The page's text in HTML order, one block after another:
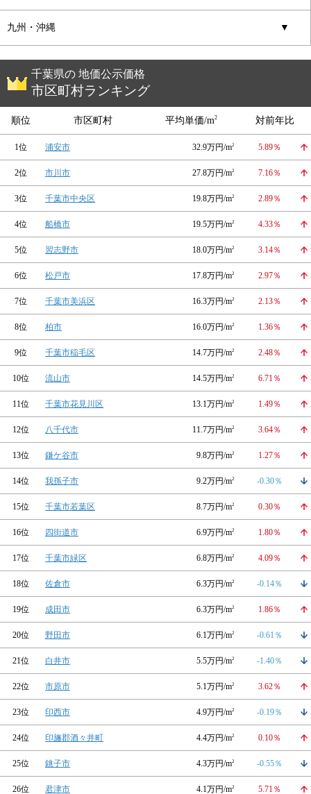
九州・沖縄 ▼
千葉県の 地価公示価格
市区町村ランキング
順位 市区町村 平均単価/m2 対前年比
1位 浦安市 32.9万円/m2 5.89％
2位 市川市 27.8万円/m2 7.16％
3位 千葉市中央区 19.8万円/m2 2.89％
4位 船橋市 19.5万円/m2 4.33％
5位 習志野市 18.0万円/m2 3.14％
6位 松戸市 17.8万円/m2 2.97％
7位 千葉市美浜区 16.3万円/m2 2.13％
8位 柏市 16.0万円/m2 1.36％
9位 千葉市稲毛区 14.7万円/m2 2.48％
10位 流山市 14.5万円/m2 6.71％
11位 千葉市花見川区 13.1万円/m2 1.49％
12位 八千代市 11.7万円/m2 3.64％
13位 鎌ケ谷市 9.8万円/m2 1.27％
14位 我孫子市 9.2万円/m2 -0.30％
15位 千葉市若葉区 8.7万円/m2 0.30％
16位 四街道市 6.9万円/m2 1.80％
17位 千葉市緑区 6.8万円/m2 4.09％
18位 佐倉市 6.3万円/m2 -0.14％
19位 成田市 6.3万円/m2 1.86％
20位 野田市 6.1万円/m2 -0.61％
21位 白井市 5.5万円/m2 -1.40％
22位 市原市 5.1万円/m2 3.62％
23位 印西市 4.9万円/m2 -0.19％
24位 印旛郡酒々井町 4.4万円/m2 0.10％
25位 銚子市 4.3万円/m2 -0.55％
26位 君津市 4.1万円/m2 5.71％